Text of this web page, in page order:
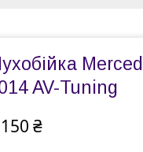
AV-Tuning
₴